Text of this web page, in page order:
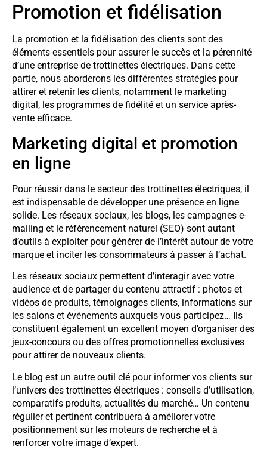
Promotion et fidélisation
La promotion et la fidélisation des clients sont des
éléments essentiels pour assurer le succès et la pérennité
d’une entreprise de trottinettes électriques. Dans cette
partie, nous aborderons les différentes stratégies pour
attirer et retenir les clients, notamment le marketing
digital, les programmes de fidélité et un service après-
vente efficace.
Marketing digital et promotion
en ligne
Pour réussir dans le secteur des trottinettes électriques, il
est indispensable de développer une présence en ligne
solide. Les réseaux sociaux, les blogs, les campagnes e-
mailing et le référencement naturel (SEO) sont autant
d’outils à exploiter pour générer de l’intérêt autour de votre
marque et inciter les consommateurs à passer à l’achat.
Les réseaux sociaux permettent d’interagir avec votre
audience et de partager du contenu attractif : photos et
vidéos de produits, témoignages clients, informations sur
les salons et événements auxquels vous participez… Ils
constituent également un excellent moyen d’organiser des
jeux-concours ou des offres promotionnelles exclusives
pour attirer de nouveaux clients.
Le blog est un autre outil clé pour informer vos clients sur
l’univers des trottinettes électriques : conseils d’utilisation,
comparatifs produits, actualités du marché… Un contenu
régulier et pertinent contribuera à améliorer votre
positionnement sur les moteurs de recherche et à
renforcer votre image d’expert.